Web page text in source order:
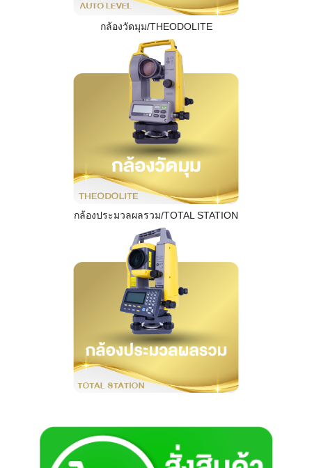
กล้องวัดมุม/THEODOLITE
กล้องประมวลผลรวม/TOTAL STATION